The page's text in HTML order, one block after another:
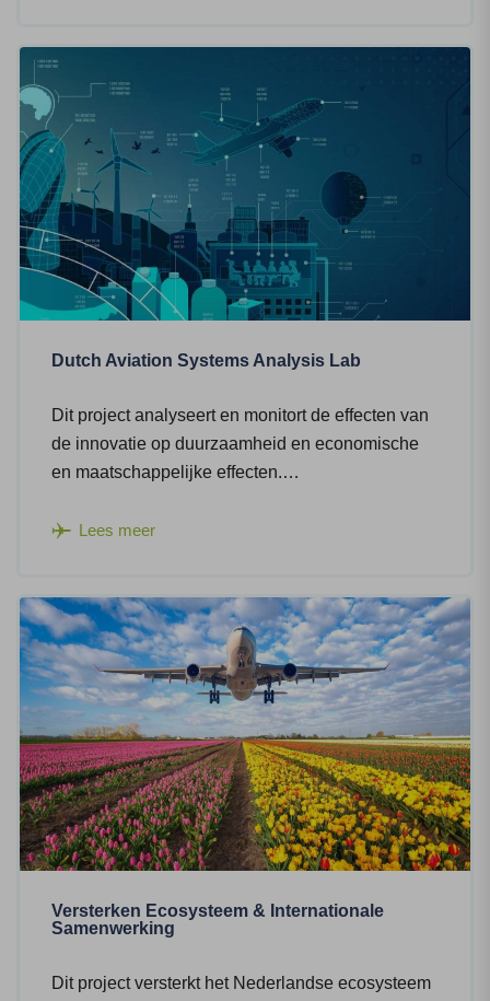
Dutch Aviation Systems Analysis Lab
Dit project analyseert en monitort de effecten van
de innovatie op duurzaamheid en economische
en maatschappelijke effecten.…
Lees meer
Versterken Ecosysteem & Internationale
Samenwerking
Dit project versterkt het Nederlandse ecosysteem